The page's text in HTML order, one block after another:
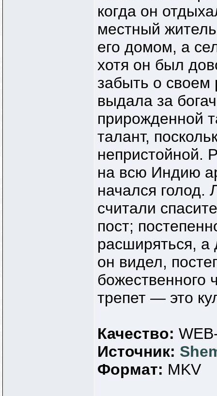
когда он
местный
его домом, а
хотя он был
забыть о своем
выдала за
прирожденной
талант,
непристойной.
на всю Индию
начался голод.
считали
пост;
расширяться, а
он видел,
божественного
трепет — это
Качество:
Источник:
Формат: MKV